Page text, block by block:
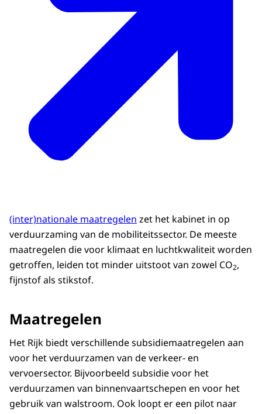
(inter)nationale maatregelen zet het kabinet in op
verduurzaming van de mobiliteitssector. De meeste
maatregelen die voor klimaat en luchtkwaliteit worden
getroffen, leiden tot minder uitstoot van zowel CO2,
fijnstof als stikstof.
Maatregelen
Het Rijk biedt verschillende subsidiemaatregelen aan
voor het verduurzamen van de verkeer- en
vervoersector. Bijvoorbeeld subsidie voor het
verduurzamen van binnenvaartschepen en voor het
gebruik van walstroom. Ook loopt er een pilot naar